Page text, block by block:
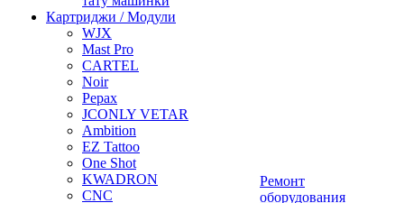
Картриджи / Модули
WJX
Mast Pro
CARTEL
Noir
Pepax
JCONLY VETAR
Ambition
EZ Tattoo
One Shot
KWADRON
CNC
Ремонт
оборудования